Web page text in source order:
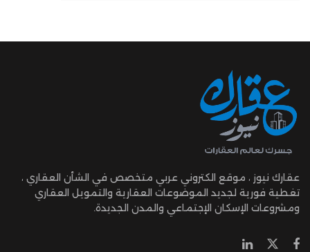
عقارك نيوز ، موقع الكتروني عربي متخصص في الشأن العقاري ،
تغطية فورية لجديد الموضوعات العقارية والتمويل العقاري
ومشروعات الإسكان الإجتماعي والمدن الجديدة.